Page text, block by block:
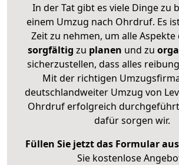
In der Tat gibt es viele Dinge zu
einem Umzug nach Ohrdruf. Es
Zeit zu nehmen, um alle Aspekte
sorgfältig zu planen und zu
sicherzustellen, dass alles
Mit der richtigen
deutschlandweiter Umzug von
Ohrdruf erfolgreich
dafür sorgen wir.
Füllen Sie jetzt das Formular aus
Sie kostenlose